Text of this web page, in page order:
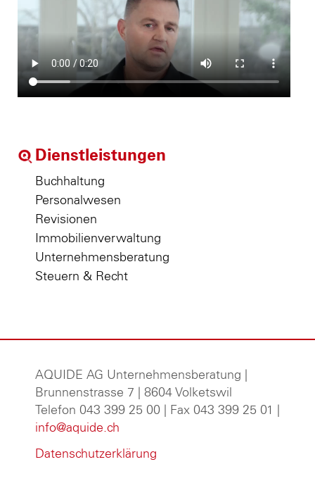
Dienstleistungen
Buchhaltung
Personalwesen
Revisionen
Immobilienverwaltung
Unternehmensberatung
Steuern & Recht
AQUIDE AG Unternehmensberatung
Brunnenstrasse 7 | 8604 Volketswil
Telefon 043 399 25 00 | Fax 043 399 25 01 |
info@aquide.ch
Datenschutzerklärung